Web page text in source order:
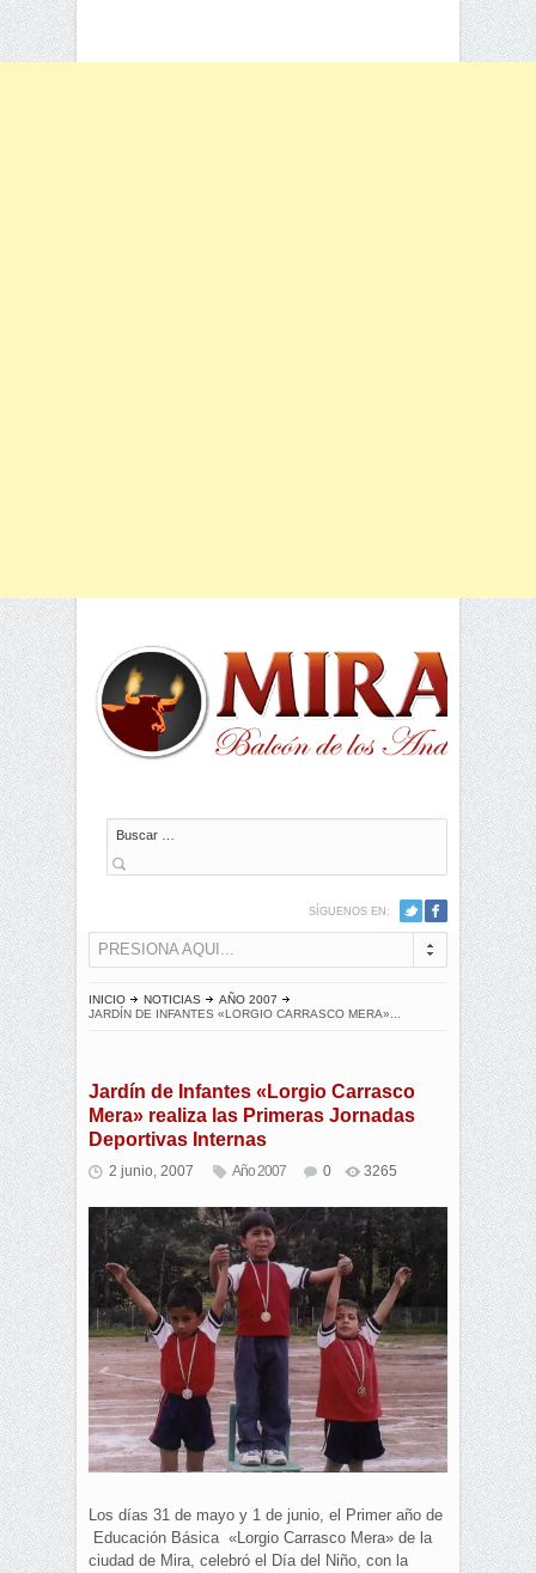
Buscar
SÍGUENOS EN:
PRESIONA AQUI...
INICIO NOTICIAS
AÑO 2007
JARDÍN DE INFANTES «LORGIO CARRASCO MERA»...
Jardín de Infantes «Lorgio Carrasco
Mera» realiza las Primeras Jornadas
Deportivas Internas
2 junio, 2007 Año 2007 0 3265
Los días 31 de mayo y 1 de junio, el Primer año de
Educación Básica «Lorgio Carrasco Mera» de la
ciudad de Mira, celebró el Día del Niño, con la